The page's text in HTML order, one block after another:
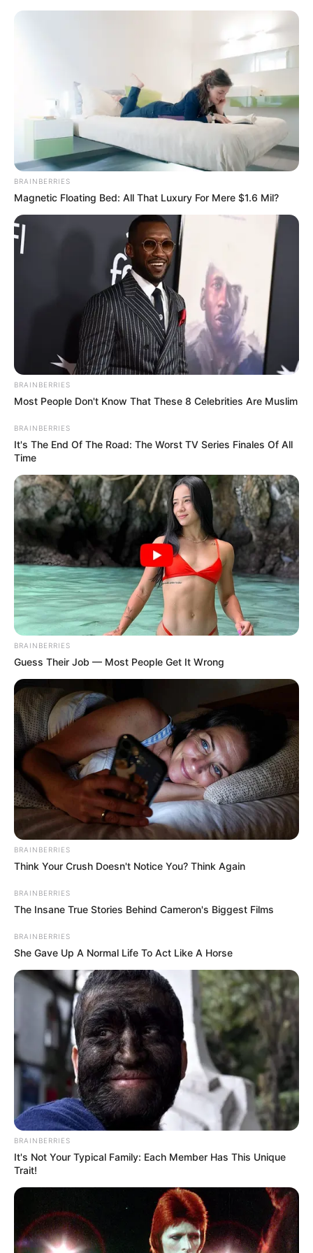
Перейти
Groza-news.info
Громада Закарпаття
У проблемному дворі в самому
центрі Ужгорода почали ремонт
аварійних сходів
ТРА 7, 2023
06.05.2023 22:54 РАТУША
Двір у самому серці Ужгорода на Корзо, 16 міг би
стати прикрасою міста. Але насправді він
знаходиться у критичному стані.
Ще в жовтні минулого року тут обвалилися сходи і до
цього часу мешканці будинку піддають ризику власне
Нещодавно на цю проблему звернули увагу в
соцмережах. А вже цієї середи почалися роботи з
ремонту сходів. При цьому зазначається, що
BRAINBERRIES
Magnetic Floating Bed: All That Luxury For Mere $1.6 Mil?
BRAINBERRIES
Most People Don't Know That These 8 Celebrities Are Muslim
BRAINBERRIES
It's The End Of The Road: The Worst TV Series Finales Of All
Time
BRAINBERRIES
Guess Their Job — Most People Get It Wrong
BRAINBERRIES
Think Your Crush Doesn't Notice You? Think Again
BRAINBERRIES
The Insane True Stories Behind Cameron's Biggest Films
BRAINBERRIES
She Gave Up A Normal Life To Act Like A Horse
BRAINBERRIES
It's Not Your Typical Family: Each Member Has This Unique
Trait!